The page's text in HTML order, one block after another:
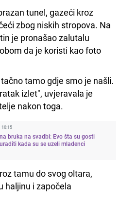
tunel, gazeći kroz
zbog niskih stropova. Na
je pronašao zalutalu
da je koristi kao foto
tamo gdje smo je našli.
izlet", uvjeravala je
nakon toga.
10:15
bruka na svadbi: Evo šta su gosti
kada su se uzeli mladenci
tamu do svog oltara,
haljinu i započela